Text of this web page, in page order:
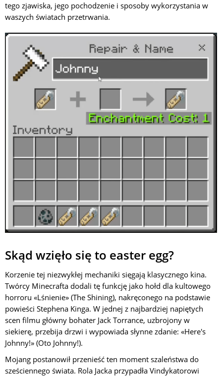
tego zjawiska, jego pochodzenie i sposoby wykorzystania w
waszych światach przetrwania.
Skąd wzięło się to easter egg?
Korzenie tej niezwykłej mechaniki sięgają klasycznego kina.
Twórcy Minecrafta dodali tę funkcję jako hołd dla kultowego
horroru «Lśnienie» (The Shining), nakręconego na podstawie
powieści Stephena Kinga. W jednej z najbardziej napiętych
scen filmu główny bohater Jack Torrance, uzbrojony w
siekierę, przebija drzwi i wypowiada słynne zdanie: «Here's
Johnny!» (Oto Johnny!).
Mojang postanowił przenieść ten moment szaleństwa do
sześciennego świata. Rola Jacka przypadła Vindykatorowi